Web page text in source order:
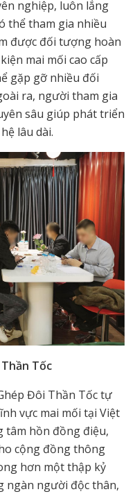
nghiệp, luôn lắng
thể tham gia nhiều
được đối tượng hoàn
mai mối cao cấp
gặp gỡ nhiều đối
ra, người tham gia
sâu giúp phát triển
lâu dài.
Tốc
Đôi Thần Tốc tự
vực mai mối tại Việt
tâm hồn đồng điệu,
cộng đồng thông
hơn một thập kỷ
ngàn người độc thân,